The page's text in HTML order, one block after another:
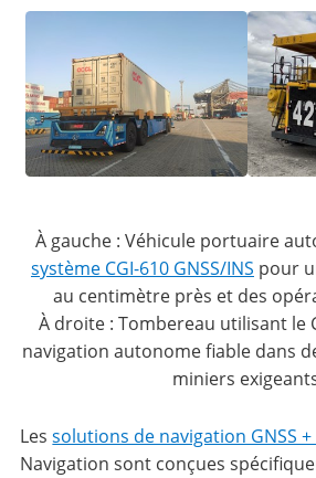
À gauche : Véhicule portuaire
système CGI-610 GNSS/INS pour
au centimètre près et des
À droite : Tombereau utilisant le
navigation autonome fiable dans
miniers
Lessolutions de navigation GNSS +
Navigation sont conçues